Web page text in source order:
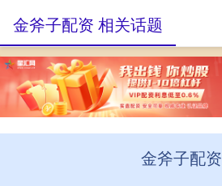
金斧子配资
金斧子配资 相关话题